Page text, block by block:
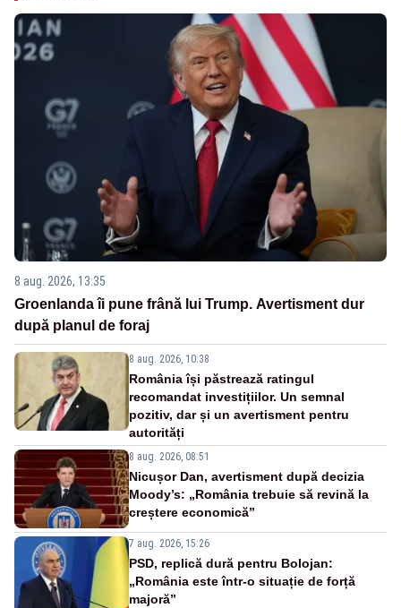
8 aug. 2026, 13:35
Groenlanda îi pune frână lui Trump. Avertisment dur
după planul de foraj
8 aug. 2026, 10:38
România își păstrează ratingul
recomandat investițiilor. Un semnal
pozitiv, dar și un avertisment pentru
autorități
8 aug. 2026, 08:51
Nicușor Dan, avertisment după decizia
Moody’s: „România trebuie să revină la
creștere economică”
7 aug. 2026, 15:26
PSD, replică dură pentru Bolojan:
„România este într-o situație de forță
majoră”